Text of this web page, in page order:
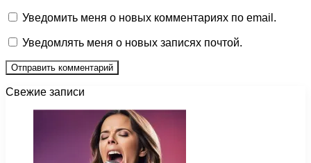
Уведомить меня о новых комментариях по email.
Уведомлять меня о новых записях почтой.
Свежие записи